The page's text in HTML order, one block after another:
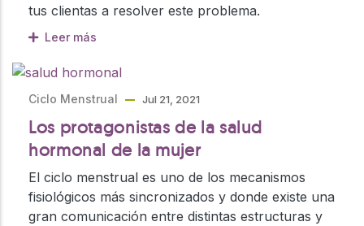
tus clientas a resolver este problema.
Leer más
Ciclo Menstrual Jul 21, 2021
Los protagonistas de la salud
hormonal de la mujer
El ciclo menstrual es uno de los mecanismos
fisiológicos más sincronizados y donde existe una
gran comunicación entre distintas estructuras y